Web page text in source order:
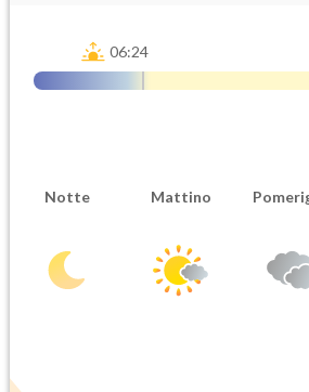
06:24
Notte Mattino